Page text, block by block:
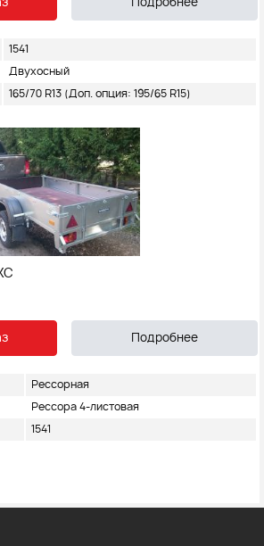
Подробнее
1541
Двухосный
165/70 R13 (Доп. опция: 195/65 R15)
Подробнее
Рессорная
Рессора 4-листовая
1541